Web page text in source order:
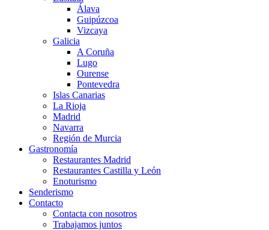
Álava
Guipúzcoa
Vizcaya
Galicia
A Coruña
Lugo
Ourense
Pontevedra
Islas Canarias
La Rioja
Madrid
Navarra
Región de Murcia
Gastronomía
Restaurantes Madrid
Restaurantes Castilla y León
Enoturismo
Senderismo
Contacto
Contacta con nosotros
Trabajamos juntos